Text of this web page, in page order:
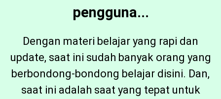
pengguna...
Dengan materi belajar yang rapi dan
update, saat ini sudah banyak orang yang
berbondong-bondong belajar disini. Dan,
saat ini adalah saat yang tepat untuk